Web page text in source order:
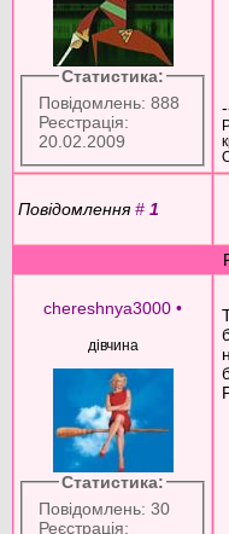
Статистика:
Повідомлень: 888
Реєстрація:
20.02.2009
Повідомлення# 1
chereshnya3000 •
дівчина
Статистика:
Повідомлень: 30
Реєстрація: